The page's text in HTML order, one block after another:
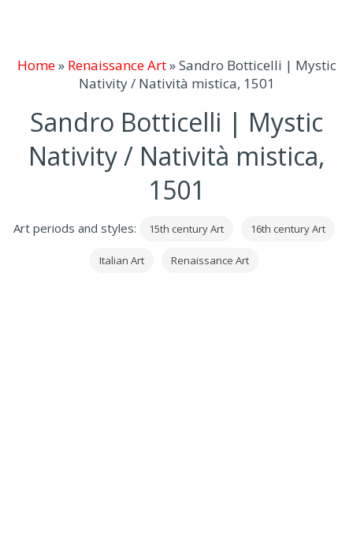
Home» Renaissance Art»Sandro Botticelli | Mystic
Nativity / Natività mistica, 1501
Sandro Botticelli | Mystic
Nativity / Natività mistica,
1501
Art periods and styles: 15th century Art 16th century Art
Italian Art Renaissance Art